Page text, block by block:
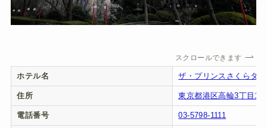
スクロールできます
ホテル名 ザ・プリンスさくらタ
住所 東京都港区高輪3丁目
電話番号 03-5798-1111